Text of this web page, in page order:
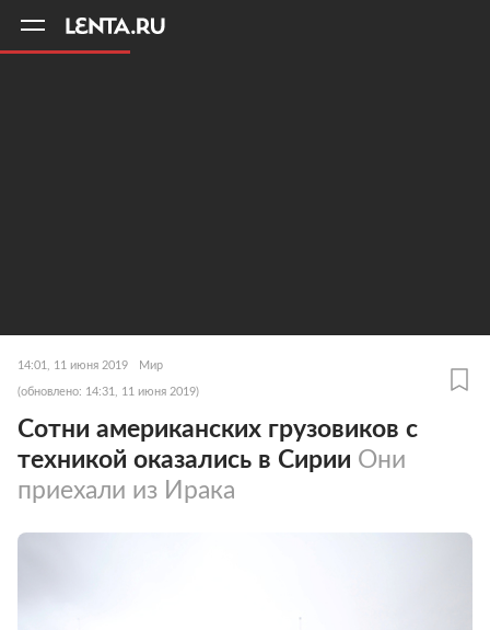
14:01, 11 июня 2019 Мир
(обновлено: 14:31, 11 июня 2019)
Сотни американских грузовиков с
техникой оказались в Сирии Они
приехали из Ирака